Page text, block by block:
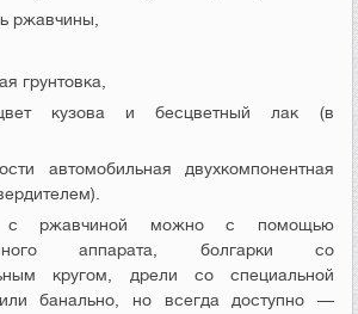
ржавчины,
грунтовка,
кузова и бесцветный лак (в
автомобильная двухкомпонентная
с ржавчиной можно с помощью
аппарата, болгарки со
кругом, дрели со специальной
банально, но всегда доступно —